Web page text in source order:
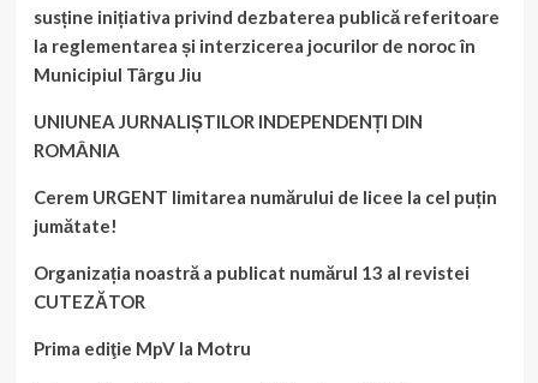
susține inițiativa privind dezbaterea publică referitoare
la reglementarea și interzicerea jocurilor de noroc în
Municipiul Târgu Jiu
UNIUNEA JURNALIȘTILOR INDEPENDENȚI DIN
ROMÂNIA
Cerem URGENT limitarea numărului de licee la cel puțin
jumătate!
Organizația noastră a publicat numărul 13 al revistei
CUTEZĂTOR
Prima ediţie MpV la Motru